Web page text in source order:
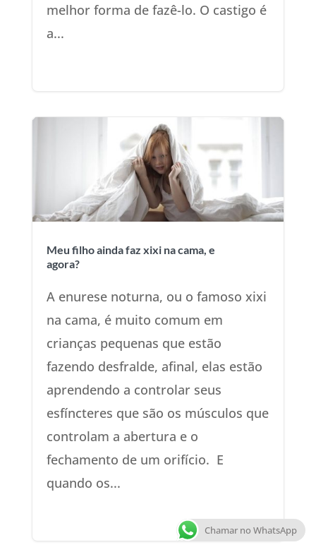
melhor forma de fazê-lo. O castigo é
a...
Meu filho ainda faz xixi na cama, e
agora?
A enurese noturna, ou o famoso xixi
na cama, é muito comum em
crianças pequenas que estão
fazendo desfralde, afinal, elas estão
aprendendo a controlar seus
esfíncteres que são os músculos que
controlam a abertura e o
fechamento de um orifício. E
quando os...
Chamar no WhatsApp